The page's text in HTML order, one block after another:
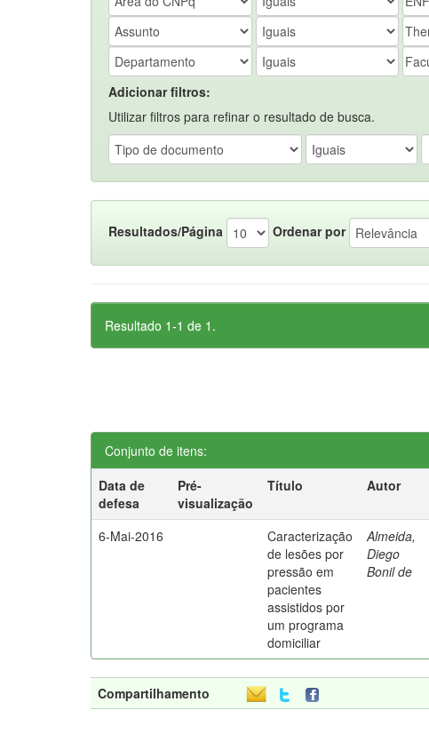
Adicionar filtros:
Utilizar filtros para refinar o resultado de busca.
Resultados/Página Ordenar por
Resultado 1-1 de 1.
Conjunto de itens:
Data de
defesa
Pré-
visualização
Título Autor
6-Mai-2016
Caracterização
de lesões por
pressão em
pacientes
assistidos por
um programa
domiciliar
Almeida,
Diego
Bonil de
Compartilhamento